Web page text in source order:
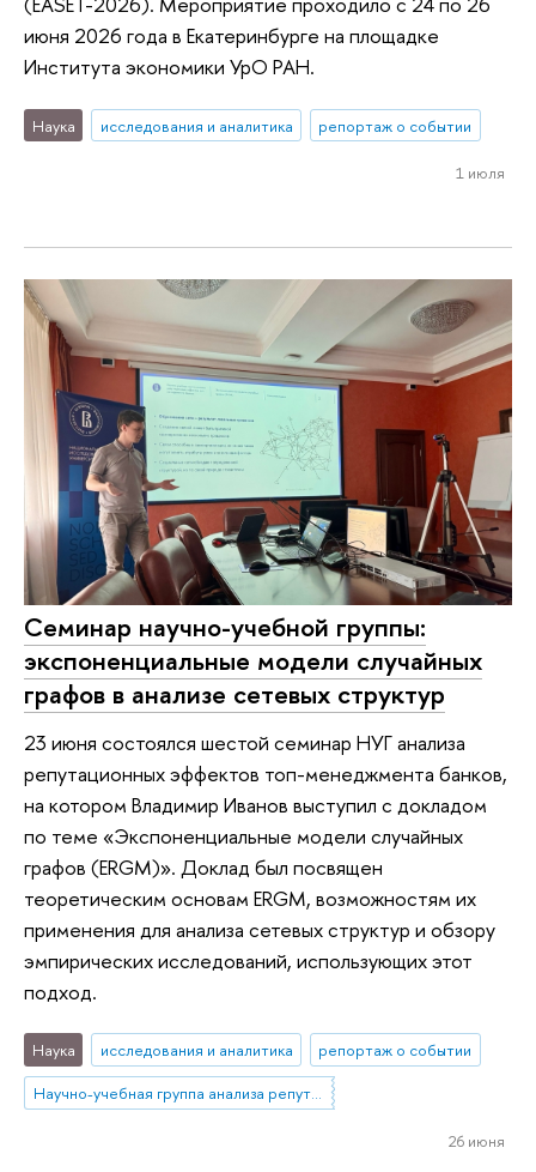
июня 2026 года в Екатеринбурге на площадке
Института экономики УрО РАН.
Наука исследования и аналитика репортаж о событии
1 июля
Семинар научно-учебной группы:
экспоненциальные модели случайных
графов в анализе сетевых структур
23 июня состоялся шестой семинар НУГ анализа
репутационных эффектов топ-менеджмента банков,
на котором Владимир Иванов выступил с докладом
по теме «Экспоненциальные модели случайных
графов (ERGM)». Доклад был посвящен
теоретическим основам ERGM, возможностям их
применения для анализа сетевых структур и обзору
эмпирических исследований, использующих этот
подход.
Наука исследования и аналитика
репортаж о событии
Научно-учебная группа анализа репутационных эффектов топ-менеджмента банков
26 июня